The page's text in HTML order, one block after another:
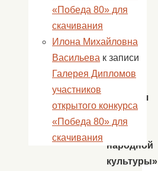
на
они
растут.
22
февраля
МБУК
«Центр
народной
культуры»
«Победа 80» для
скачивания
Илона Михайловна
Васильева к записи
Галерея Дипломов
участников
открытого конкурса
«Победа 80» для
скачивания